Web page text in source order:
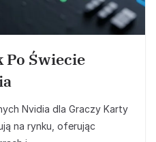
Świecie
Nvidia dla Graczy Karty
na rynku, oferując